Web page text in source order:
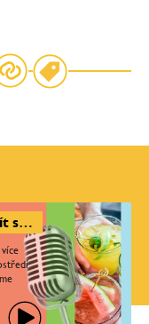
Tomáš Kučera: Letní drink má mít skvělý balanc a kvalitní suroviny